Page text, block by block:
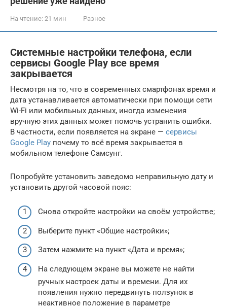
На чтение: 21 мин Разное
Системные настройки телефона, если
сервисы Google Play все время
закрывается
Несмотря на то, что в современных смартфонах время и
дата устанавливается автоматически при помощи сети
Wi-Fi или мобильных данных, иногда изменения
вручную этих данных может помочь устранить ошибки.
В частности, если появляется на экране — сервисы
Google Play почему то всё время закрывается в
мобильном телефоне Самсунг.
Попробуйте установить заведомо неправильную дату и
установить другой часовой пояс:
Снова откройте настройки на своём устройстве;
Выберите пункт «Общие настройки»;
Затем нажмите на пункт «Дата и время»;
На следующем экране вы можете не найти
ручных настроек даты и времени. Для их
появления нужно передвинуть ползунок в
неактивное положение в параметре